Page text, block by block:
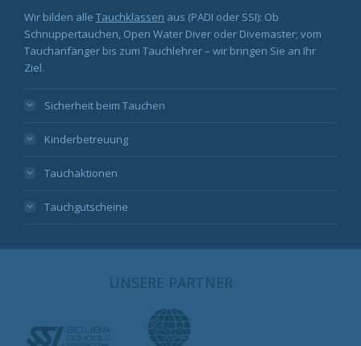
Wir bilden alle Tauchklassen aus (PADI oder SSI): Ob
Schnuppertauchen, Open Water Diver oder Divemaster; vom
Tauchanfänger bis zum Tauchlehrer – wir bringen Sie an Ihr
Ziel.
Sicherheit beim Tauchen
Kinderbetreuung
Tauchaktionen
Tauchgutscheine
UNSERE PARTNER